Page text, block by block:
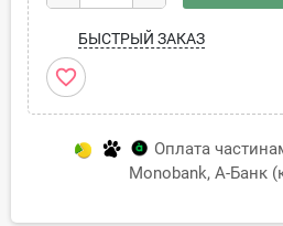
БЫСТРЫЙ ЗАКАЗ
favorite_border
Оплата
Monobank, А-Банк